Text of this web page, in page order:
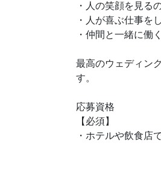
・人の笑顔を見る
・人が喜ぶ仕事を
・仲間と一緒に働
最高のウェディン
す。
応募資格
【必須】
・ホテルや飲食店